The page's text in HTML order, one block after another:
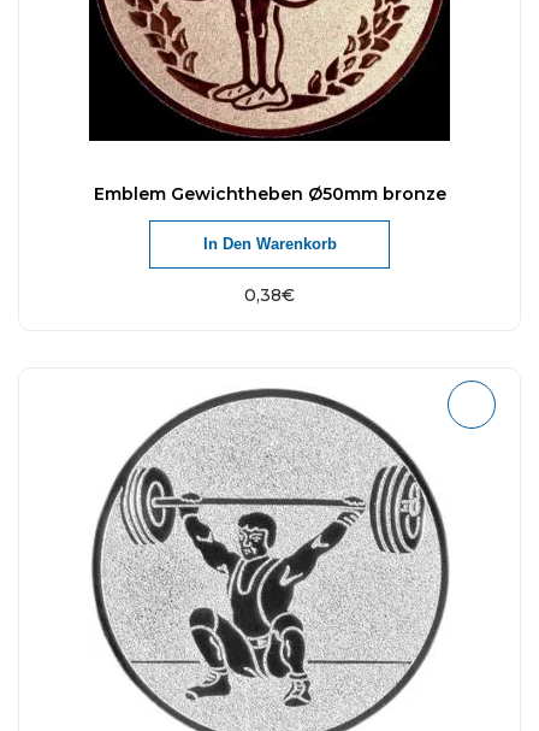
Emblem Gewichtheben Ø50mm bronze
0,38€
In Den Warenkorb